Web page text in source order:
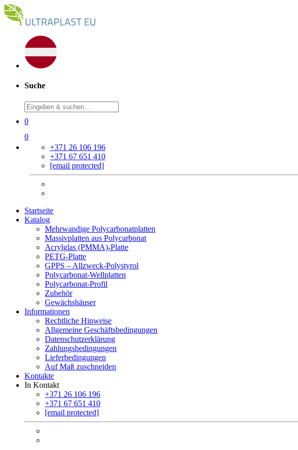
Suche
0
0
+371 26 106 196
+371 67 651 410
[email protected]
Startseite
Katalog
Mehrwandige Polycarbonatplatten
Massivplatten aus Polycarbonat
Acrylglas (PMMA)-Platte
PETG-Platte
GPPS – Allzweck-Polystyrol
Polycarbonat-Wellplatten
Polycarbonat-Profil
Zubehör
Gewächshäuser
Informationen
Rechtliche Hinweise
Allgemeine Geschäftsbedingungen
Datenschutzerklärung
Zahlungsbedingungen
Lieferbedingungen
Auf Maß zuschneiden
Kontakte
In Kontakt
+371 26 106 196
+371 67 651 410
[email protected]